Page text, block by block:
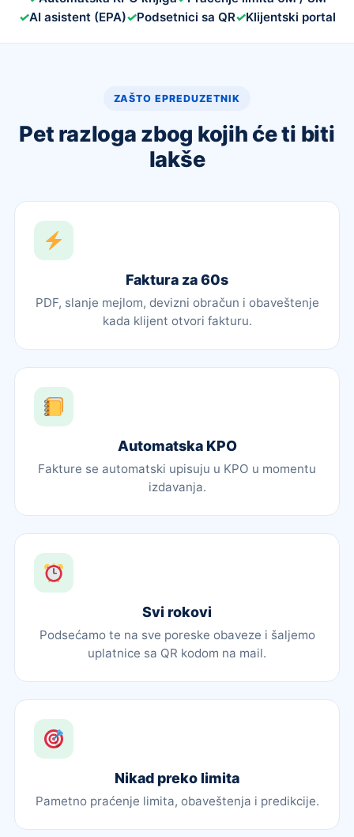
✓AI asistent (EPA)✓Podsetnici sa QR✓Klijentski portal
ZAŠTO EPREDUZETNIK
Pet razloga zbog kojih će ti biti
lakše
Faktura za 60s
PDF, slanje mejlom, devizni obračun i obaveštenje
kada klijent otvori fakturu.
Automatska KPO
Fakture se automatski upisuju u KPO u momentu
izdavanja.
Svi rokovi
Podsećamo te na sve poreske obaveze i šaljemo
uplatnice sa QR kodom na mail.
Nikad preko limita
Pametno praćenje limita, obaveštenja i predikcije.